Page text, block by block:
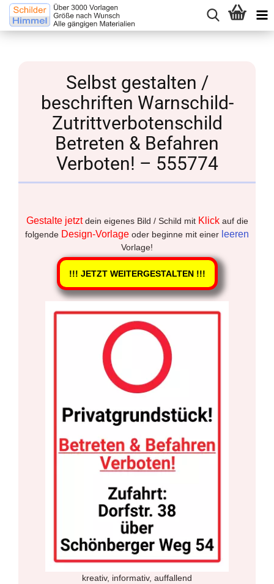
Selbst gestalten /
beschriften Warnschild-
Zutrittverbotenschild
Betreten & Befahren
Verboten! – 555774
Gestalte jetztdein eigenes Bild / Schild mit Klickauf die
folgende Design-Vorlage oder beginne mit einer leeren
Vorlage!
!!! JETZT WEITERGESTALTEN !!!
kreativ, informativ, auffallend